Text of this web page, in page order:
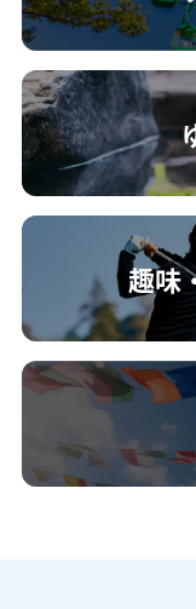
趣味